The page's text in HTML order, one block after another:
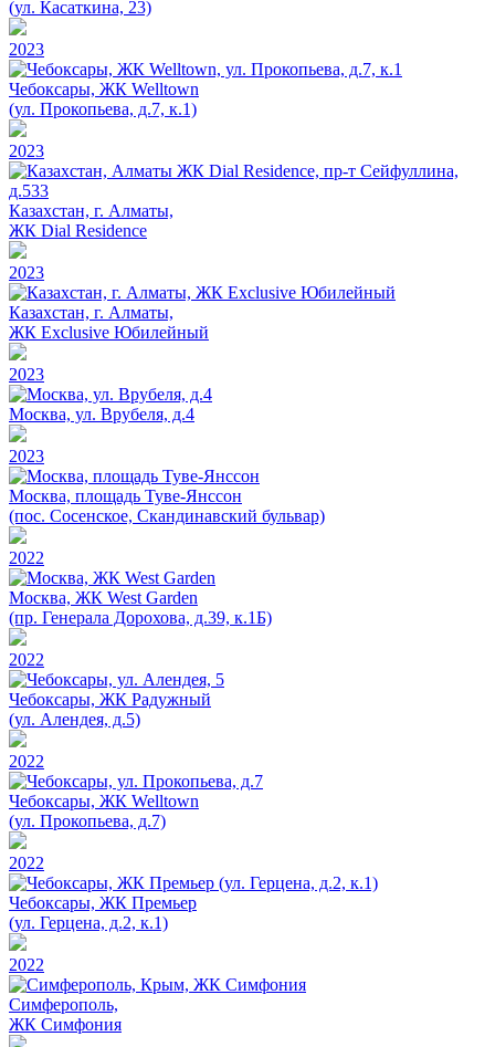
(ул. Касаткина, 23)
2023
Чебоксары, ЖК Welltown
(ул. Прокопьева, д.7, к.1)
2023
Казахстан, г. Алматы,
ЖК Dial Residence
2023
Казахстан, г. Алматы,
ЖК Exclusive Юбилейный
2023
Москва, ул. Врубеля, д.4
2023
Москва, площадь Туве-Янссон
(пос. Сосенское, Скандинавский бульвар)
2022
Москва, ЖК West Garden
(пр. Генерала Дорохова, д.39, к.1Б)
2022
Чебоксары, ЖК Радужный
(ул. Алендея, д.5)
2022
Чебоксары, ЖК Welltown
(ул. Прокопьева, д.7)
2022
Чебоксары, ЖК Премьер
(ул. Герцена, д.2, к.1)
2022
Симферополь,
ЖК Симфония